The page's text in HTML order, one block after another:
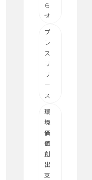
ら
せ
プ
レ
ス
リ
リ
ー
ス
環
境
価
値
創
出
支